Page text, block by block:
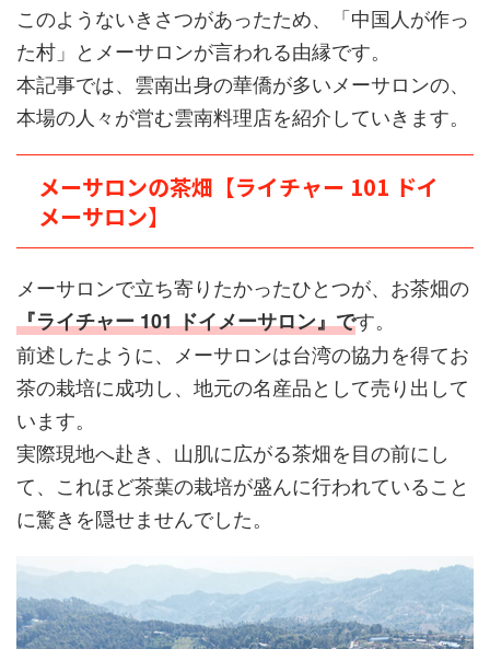
このようないきさつがあったため、「中国人が作っ
た村」とメーサロンが言われる由縁です。
本記事では、雲南出身の華僑が多いメーサロンの、
本場の人々が営む雲南料理店を紹介していきます。
メーサロンの茶畑【ライチャー 101 ドイ
メーサロン】
メーサロンで立ち寄りたかったひとつが、お茶畑の
『ライチャー 101 ドイメーサロン』です。
前述したように、メーサロンは台湾の協力を得てお
茶の栽培に成功し、地元の名産品として売り出して
います。
実際現地へ赴き、山肌に広がる茶畑を目の前にし
て、これほど茶葉の栽培が盛んに行われていること
に驚きを隠せませんでした。